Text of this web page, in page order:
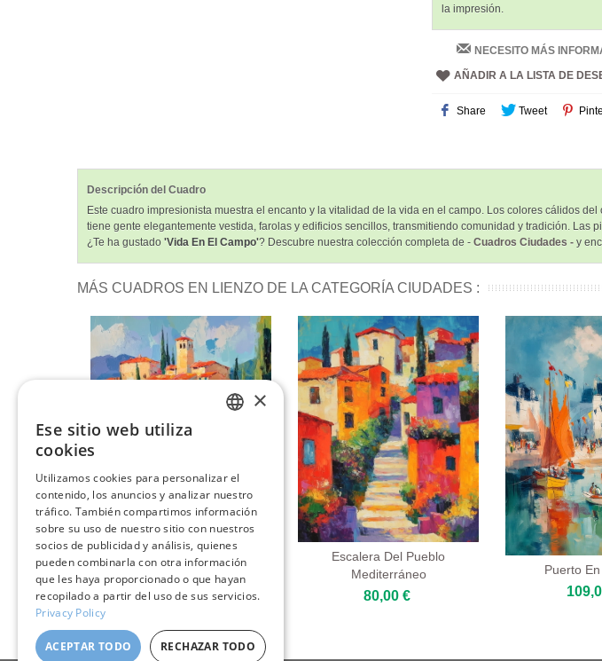
la impresión.
NECESITO MÁS
AÑADIR A LA LISTA DE
Share Tweet
Descripción del Cuadro
Este cuadro impresionista muestra el encanto y la vitalidad de la vida en el campo. Los colores cálidos
tiene gente elegantemente vestida, farolas y edificios sencillos, transmitiendo comunidad y tradición.
¿Te ha gustado 'Vida En El Campo'? Descubre nuestra colección completa de - Cuadros Ciudades - y
MÁS CUADROS EN LIENZO DE LA CATEGORÍA CIUDADES :
Camino Al Pueblo En La
Colina
80,00 €
Escalera Del Pueblo
Mediterráneo
80,00 €
Puerto
GERMAN
FRENCH
SPANISH
×
Ese sitio web utiliza
cookies
Utilizamos cookies para personalizar el
contenido, los anuncios y analizar nuestro
tráfico. También compartimos información
sobre su uso de nuestro sitio con nuestros
socios de publicidad y análisis, quienes
pueden combinarla con otra información
que les haya proporcionado o que hayan
recopilado a partir del uso de sus servicios.
Privacy Policy
ACEPTAR TODO RECHAZAR TODO